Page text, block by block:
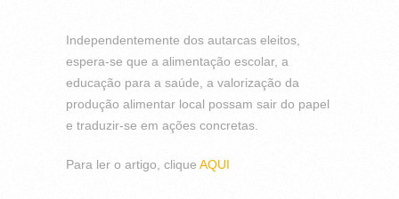
Independentemente dos autarcas eleitos,
espera-se que a alimentação escolar, a
educação para a saúde, a valorização da
produção alimentar local possam sair do papel
e traduzir-se em ações concretas.
Para ler o artigo, clique AQUI